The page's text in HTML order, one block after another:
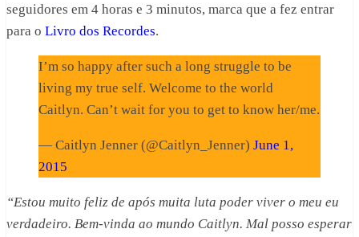
seguidores em 4 horas e 3 minutos, marca que a fez entrar
para o Livro dos Recordes.
I’m so happy after such a long struggle to be
living my true self. Welcome to the world
Caitlyn. Can’t wait for you to get to know her/me.
— Caitlyn Jenner (@Caitlyn_Jenner) June 1,
2015
“Estou muito feliz de após muita luta poder viver o meu eu
verdadeiro. Bem-vinda ao mundo Caitlyn. Mal posso esperar